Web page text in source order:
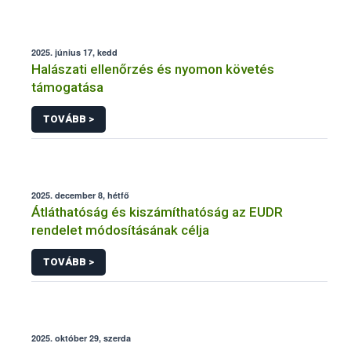
2025. június 17, kedd
Halászati ellenőrzés és nyomon követés
támogatása
TOVÁBB >
2025. december 8, hétfő
Átláthatóság és kiszámíthatóság az EUDR
rendelet módosításának célja
TOVÁBB >
2025. október 29, szerda